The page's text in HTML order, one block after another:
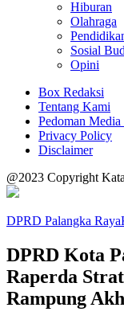
Hiburan
Olahraga
Sosial
Opini
Box Redaksi
Tentang Kami
Pedoman Media
Privacy Policy
Disclaimer
@2023 Copyright
DPRD Palangka Raya
DPRD Kota
Raperda
Rampung